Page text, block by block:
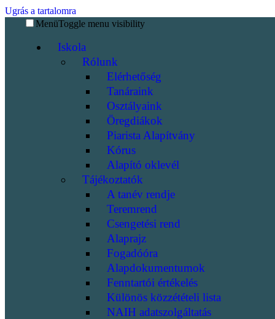
Ugrás a tartalomra
MenüToggle menu visibility
Iskola
Rólunk
Elérhetőség
Tanáraink
Osztályaink
Öregdiákok
Piarista Alapítvány
Kórus
Alapító oklevél
Tájékoztatók
A tanév rendje
Teremrend
Csengetési rend
Alaprajz
Fogadóóra
Alapdokumentumok
Fenntartói értékelés
Különös közzétételi lista
NAIH adatszolgáltatás